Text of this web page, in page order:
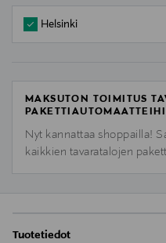
Helsinki
MAKSUTON TOIMITUS
Nyt kannattaa shoppailla!
kaikkien tavaratalojen
Tuotetiedot